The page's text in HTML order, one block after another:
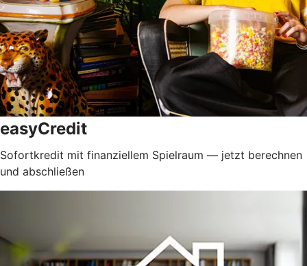
easyCredit
Sofortkredit mit finanziellem Spielraum — jetzt berechnen
und abschließen